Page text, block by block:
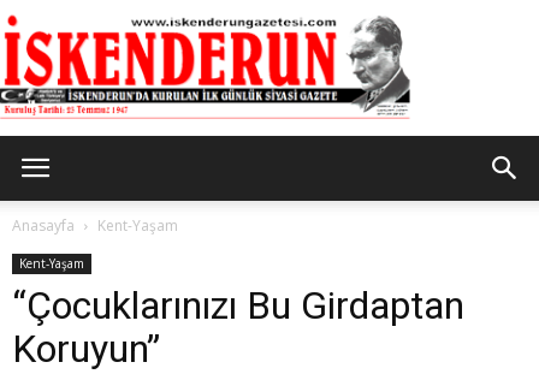
Gazetesi
Anasayfa Kent-Yaşam
Kent-Yaşam
“Çocuklarınızı Bu Girdaptan
Koruyun”